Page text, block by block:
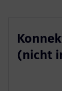
(nicht